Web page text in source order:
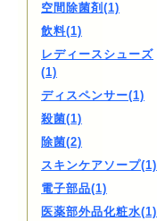
空間除菌剤(1)
飲料(1)
レディースシューズ
(1)
ディスペンサー(1)
殺菌(1)
除菌(2)
スキンケアソープ(1)
電子部品(1)
医薬部外品化粧水(1)